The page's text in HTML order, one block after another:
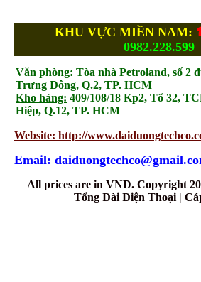
KHU VỰC MIỀN NAM:
0982.228.599
Văn phòng: Tòa nhà Petroland, số 2
Trưng Đông, Q.2, TP. HCM
Kho hàng: 409/108/18 Kp2, Tổ 32,
Hiệp, Q.12, TP. HCM
Website: http://
Email:
All prices are in VND. Copyright
Tổng Đài Điện Thoại |